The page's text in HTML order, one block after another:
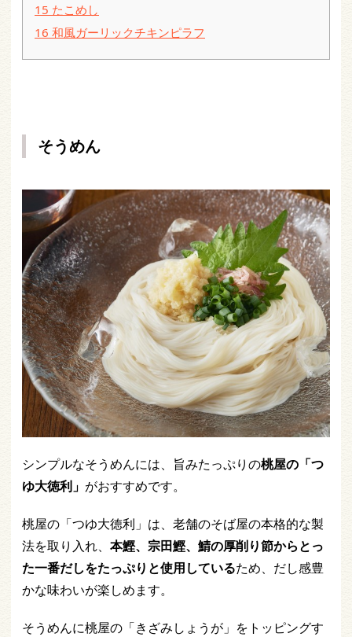
15 たこめし
16 和風ガーリックチキンピラフ
そうめん
シンプルなそうめんには、旨みたっぷりの桃屋の「つ
ゆ大徳利」 がおすすめです。
桃屋の「つゆ大徳利」は、老舗のそば屋の本格的な製
法を取り入れ、 本鰹、宗田鰹、鯖の厚削り節からとっ
た一番だしをたっぷりと使用しているため、だし感豊
かな味わいが楽しめます。
そうめんに桃屋の「きざみしょうが」をトッピングす